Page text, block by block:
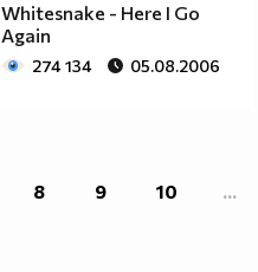
Whitesnake - Here I Go
Again
274 134 05.08.2006
8 9 10 ...